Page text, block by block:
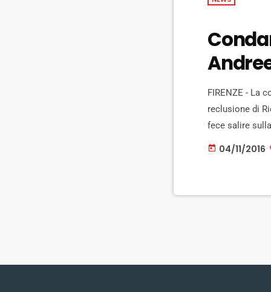
FIRENZE - La
reclusione di
fece salire
bambini,
today 04/11/2016